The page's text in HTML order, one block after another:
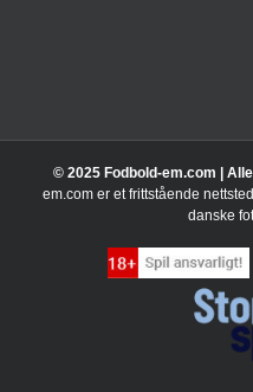
© 2025 Fodbold-em.com |
em.com er et frittstående
danske